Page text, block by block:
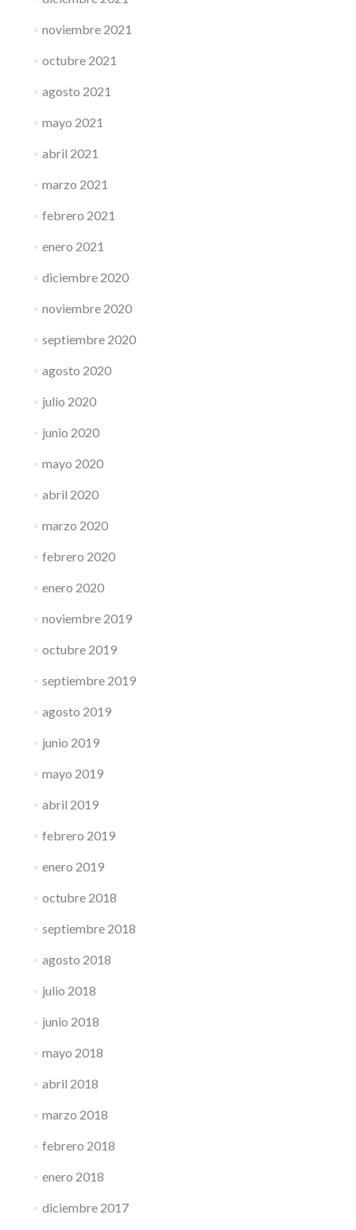
noviembre 2021
octubre 2021
agosto 2021
mayo 2021
abril 2021
marzo 2021
febrero 2021
enero 2021
diciembre 2020
noviembre 2020
septiembre 2020
agosto 2020
julio 2020
junio 2020
mayo 2020
abril 2020
marzo 2020
febrero 2020
enero 2020
noviembre 2019
octubre 2019
septiembre 2019
agosto 2019
junio 2019
mayo 2019
abril 2019
febrero 2019
enero 2019
octubre 2018
septiembre 2018
agosto 2018
julio 2018
junio 2018
mayo 2018
abril 2018
marzo 2018
febrero 2018
enero 2018
diciembre 2017